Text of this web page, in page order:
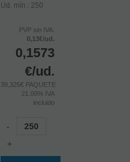
Ud. mín.: 250
PVP sin IVA:
0,13€/ud.
0,1573
€/ud.
39,325€ PAQUETE
21.00% IVA
incluido
-
+